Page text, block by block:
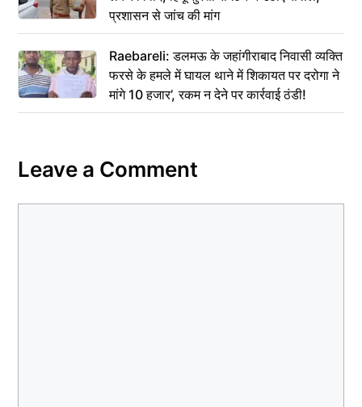
प्रशासन से जांच की मांग
Raebareli: डलमऊ के जहांगीराबाद निवासी व्यक्ति
फरसे के हमले में घायल थाने में शिकायत पर दरोगा ने
मांगे 10 हजार’, रकम न देने पर कार्रवाई ठंडी!
Leave a Comment